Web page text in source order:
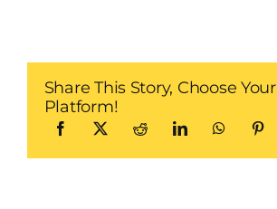
Share This Story, Choose Your
Platform!